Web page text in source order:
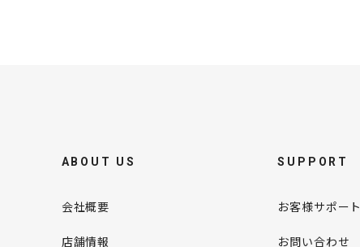
ABOUT US
会社概要
店舗情報
SUPPORT
お客様サポート
お問い合わせ